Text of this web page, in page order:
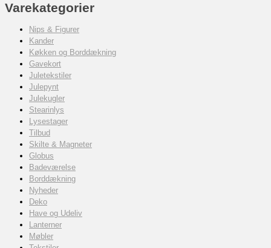
Varekategorier
Nips & Figurer
Kander
Køkken og Borddækning
Gavekort
Juletekstiler
Julepynt
Julekugler
Stearinlys
Lysestager
Tilbud
Skilte & Magneter
Globus
Badeværelse
Borddækning
Nyheder
Deko
Have og Udeliv
Lanterner
Møbler